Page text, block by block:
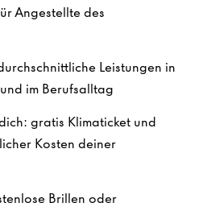
Angestellte des
Leistungen in
im Berufsalltag
gratis Klimaticket und
Kosten deiner
Brillen oder